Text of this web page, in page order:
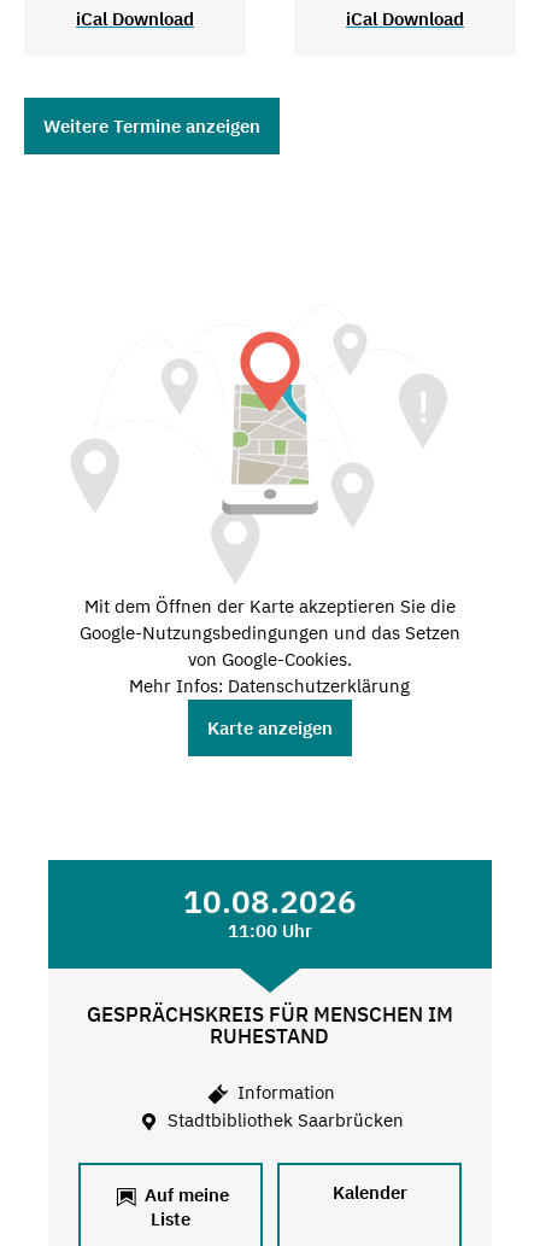
iCal Download iCal Download
Weitere Termine anzeigen
Mit dem Öffnen der Karte akzeptieren Sie die
Google-Nutzungsbedingungen und das Setzen
von Google-Cookies.
Mehr Infos: Datenschutzerklärung
Karte anzeigen
10.08.2026
11:00 Uhr
GESPRÄCHSKREIS FÜR MENSCHEN IM
RUHESTAND
Information
Stadtbibliothek Saarbrücken
Auf meine
Liste
Kalender